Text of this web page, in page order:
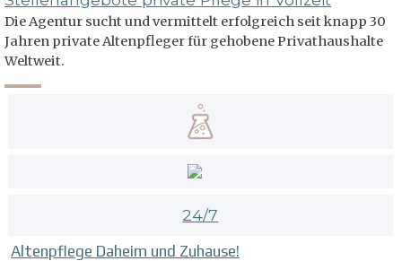
Die Agentur sucht und vermittelt erfolgreich seit knapp 30
Jahren private Altenpfleger für gehobene Privathaushalte
Weltweit.
24/7
Altenpflege Daheim und Zuhause!